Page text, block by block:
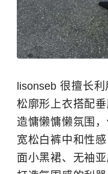
lisonseb 很擅长
松廓形上衣搭配
造慵懒慵懒氛围
宽松白裤中和性
面小黑裙、无袖